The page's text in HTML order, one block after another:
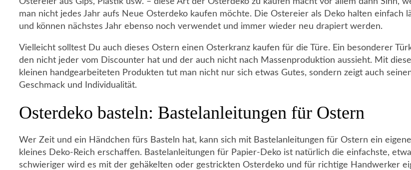
man nicht jedes Jahr aufs Neue Osterdeko kaufen möchte. Die Ostereier als Deko halten einfach
und können nächstes Jahr ebenso noch verwendet und immer wieder neu drapiert werden.
Vielleicht solltest Du auch dieses Ostern einen Osterkranz kaufen für die Türe. Ein besonderer
den nicht jeder vom Discounter hat und der auch nicht nach Massenproduktion aussieht. Mit
kleinen handgearbeiteten Produkten tut man nicht nur sich etwas Gutes, sondern zeigt auch
Geschmack und Individualität.
Osterdeko basteln: Bastelanleitungen für Ostern
Wer Zeit und ein Händchen fürs Basteln hat, kann sich mit Bastelanleitungen für Ostern ein
kleines Deko-Reich erschaffen. Bastelanleitungen für Papier-Deko ist natürlich die einfachste,
schwieriger wird es mit der gehäkelten oder gestrickten Osterdeko und für richtige Handwerker